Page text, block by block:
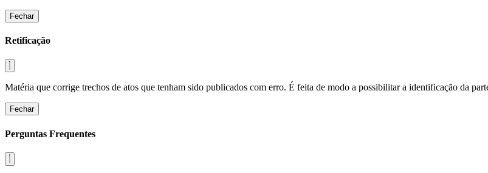
Fechar
Retificação
Matéria que corrige trechos de atos que tenham sido publicados com erro. É feita de modo a possibilitar a identificação da
Fechar
Perguntas Frequentes